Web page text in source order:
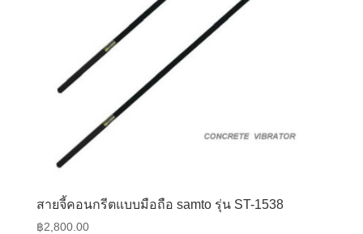
สายจี้คอนกรีตแบบมือถือ samto รุ่น ST-1538
฿2,800.00